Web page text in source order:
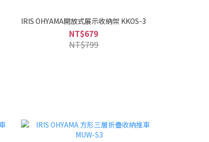
IRIS OHYAMA開放式展示收納架 KKOS-3
NT$679
NT$799